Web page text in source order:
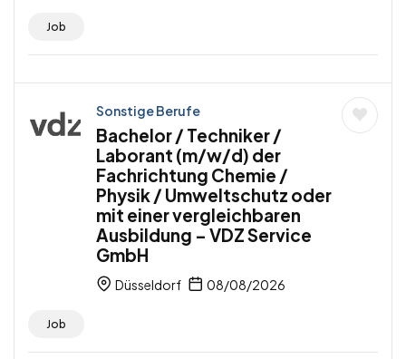
Job
Sonstige Berufe
Bachelor / Techniker /
Laborant (m/w/d) der
Fachrichtung Chemie /
Physik / Umweltschutz oder
mit einer vergleichbaren
Ausbildung – VDZ Service
GmbH
Düsseldorf 08/08/2026
Job